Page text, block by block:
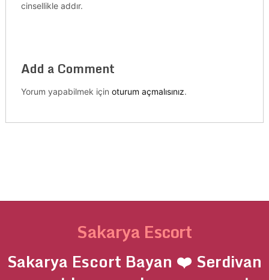
cinsellikle addır.
Add a Comment
Yorum yapabilmek için oturum açmalısınız.
Sakarya Escort
Sakarya Escort Bayan ❤️ Serdivan